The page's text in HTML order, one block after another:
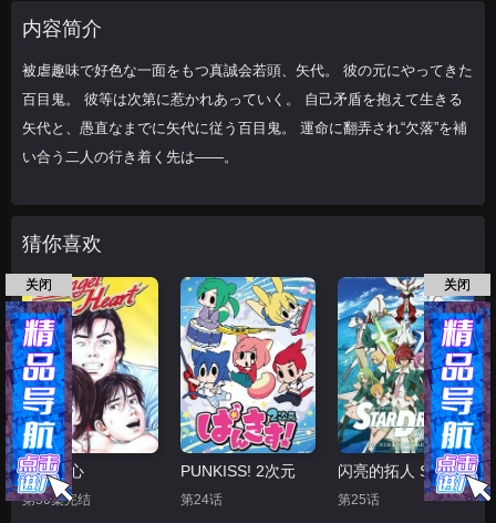
内容简介
被虐趣味で好色な一面をもつ真誠会若頭、矢代。 彼の元にやってきた
百目鬼。 彼等は次第に惹かれあっていく。 自己矛盾を抱えて生きる
矢代と、愚直なまでに矢代に従う百目鬼。 運命に翻弄され“欠落”を補
い合う二人の行き着く先は——。
猜你喜欢
天使之心
第50集完结
PUNKISS! 2次元
第24话
闪亮的拓人 STAR DRIVER
第25话
关闭 关闭